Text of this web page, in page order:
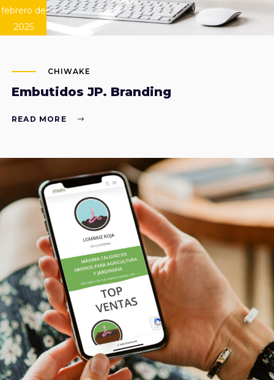
febrero de
2025
CHIWAKE
Embutidos JP. Branding
READ MORE